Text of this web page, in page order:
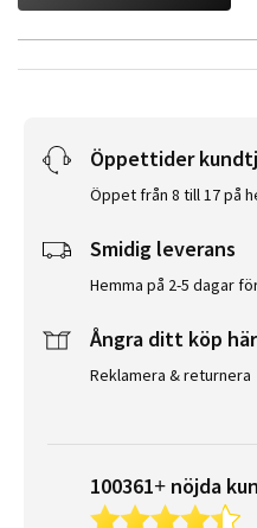
Öppettider
Öppet från 8 till 17 på
Smidig leverans
Hemma på 2-5 dagar
Ångra ditt köp här
Reklamera & returnera
100361+ nöjda